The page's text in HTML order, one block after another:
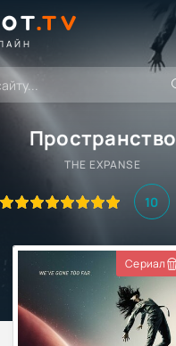
.TV
Пространство
THE EXPANSE
10
Сериал